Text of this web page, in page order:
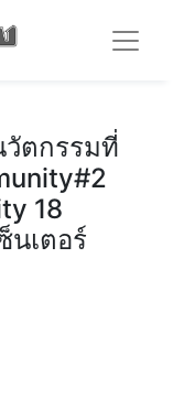
ตกรรมที่
18
นเตอร์